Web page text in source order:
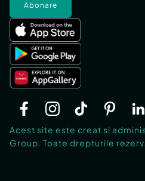
Abonare
Acest site este creat si
Group. Toate drepturile